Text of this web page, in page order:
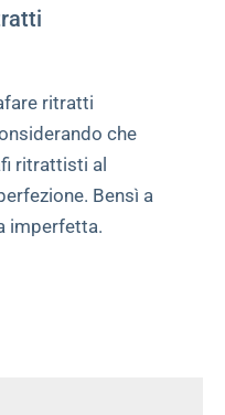
ritratti
che
ritrattisti al
Bensì a
imperfetta.